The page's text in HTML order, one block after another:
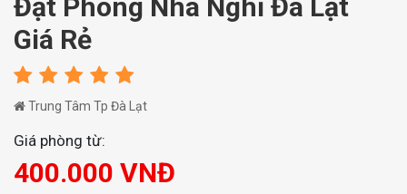
Đặt Phòng Nhà Nghỉ Đà Lạt
Giá Rẻ
Trung Tâm Tp Đà Lạt
Giá phòng từ:
400.000 VNĐ